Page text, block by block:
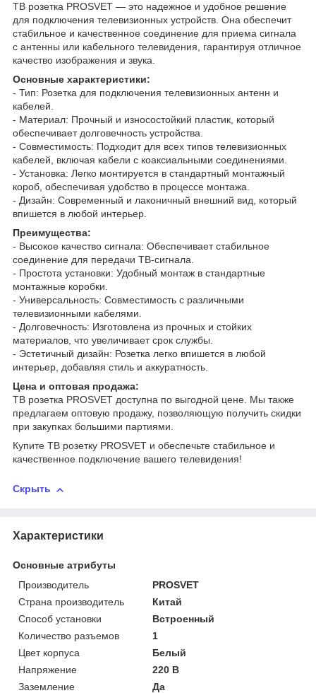
ТВ розетка PROSVET — это надежное и удобное решение
для подключения телевизионных устройств. Она обеспечит
стабильное и качественное соединение для приема сигнала
с антенны или кабельного телевидения, гарантируя отличное
качество изображения и звука.
Основные характеристики:
- Тип: Розетка для подключения телевизионных антенн и
кабелей.
- Материал: Прочный и износостойкий пластик, который
обеспечивает долговечность устройства.
- Совместимость: Подходит для всех типов телевизионных
кабелей, включая кабели с коаксиальными соединениями.
- Установка: Легко монтируется в стандартный монтажный
короб, обеспечивая удобство в процессе монтажа.
- Дизайн: Современный и лаконичный внешний вид, который
впишется в любой интерьер.
Преимущества:
- Высокое качество сигнала: Обеспечивает стабильное
соединение для передачи ТВ-сигнала.
- Простота установки: Удобный монтаж в стандартные
монтажные коробки.
- Универсальность: Совместимость с различными
телевизионными кабелями.
- Долговечность: Изготовлена из прочных и стойких
материалов, что увеличивает срок службы.
- Эстетичный дизайн: Розетка легко впишется в любой
интерьер, добавляя стиль и аккуратность.
Цена и оптовая продажа:
ТВ розетка PROSVET доступна по выгодной цене. Мы также
предлагаем оптовую продажу, позволяющую получить скидки
при закупках большими партиями.
Купите ТВ розетку PROSVET и обеспечьте стабильное и
качественное подключение вашего телевидения!
Скрыть
Характеристики
Основные атрибуты
Производитель
PROSVET
Страна производитель
Китай
Способ установки
Встроенный
Количество разъемов
1
Цвет корпуса
Белый
Напряжение
220 В
Заземление
Да